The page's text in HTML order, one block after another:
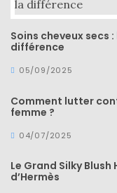
Soins cheveux
différence
05/09/2025
Comment lutter
femme ?
04/07/2025
Le Grand Silky
d’Hermès